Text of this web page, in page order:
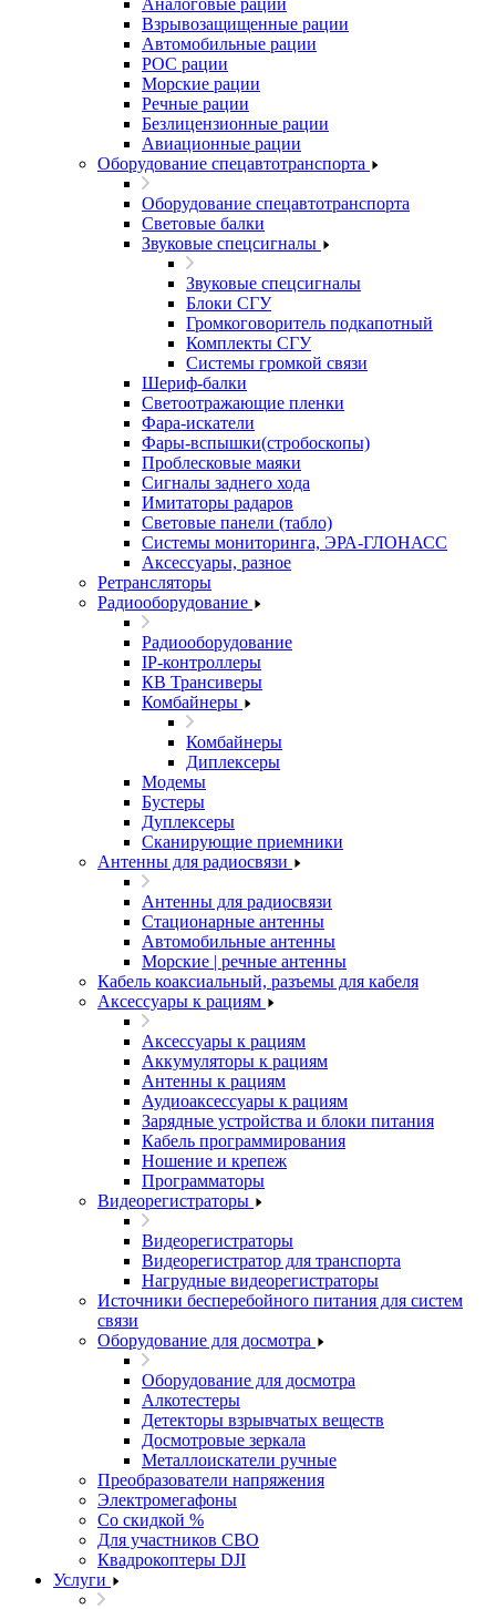
Аналоговые рации
Взрывозащищенные рации
Автомобильные рации
POC рации
Морские рации
Речные рации
Безлицензионные рации
Авиационные рации
Оборудование спецавтотранспорта
Оборудование спецавтотранспорта
Световые балки
Звуковые спецсигналы
Звуковые спецсигналы
Блоки СГУ
Громкоговоритель подкапотный
Комплекты СГУ
Системы громкой связи
Шериф-балки
Светоотражающие пленки
Фара-искатели
Фары-вспышки(стробоскопы)
Проблесковые маяки
Сигналы заднего хода
Имитаторы радаров
Световые панели (табло)
Системы мониторинга, ЭРА-ГЛОНАСС
Аксессуары, разное
Ретрансляторы
Радиооборудование
Радиооборудование
IP-контроллеры
КВ Трансиверы
Комбайнеры
Комбайнеры
Диплексеры
Модемы
Бустеры
Дуплексеры
Сканирующие приемники
Антенны для радиосвязи
Антенны для радиосвязи
Стационарные антенны
Автомобильные антенны
Морские | речные антенны
Кабель коаксиальный, разъемы для кабеля
Аксессуары к рациям
Аксессуары к рациям
Аккумуляторы к рациям
Антенны к рациям
Аудиоаксессуары к рациям
Зарядные устройства и блоки питания
Кабель программирования
Ношение и крепеж
Программаторы
Видеорегистраторы
Видеорегистраторы
Видеорегистратор для транспорта
Нагрудные видеорегистраторы
Источники бесперебойного питания для систем
связи
Оборудование для досмотра
Оборудование для досмотра
Алкотестеры
Детекторы взрывчатых веществ
Досмотровые зеркала
Металлоискатели ручные
Преобразователи напряжения
Электромегафоны
Со скидкой %
Для участников СВО
Квадрокоптеры DJI
Услуги